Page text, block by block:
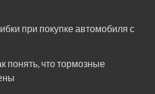
при покупке автомобиля с
понять, что тормозные